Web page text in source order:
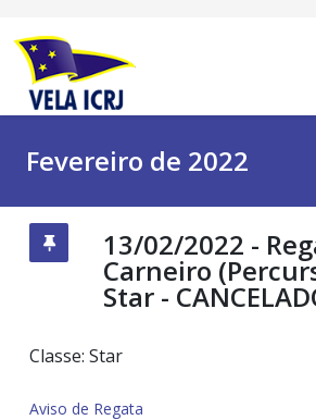
Fevereiro de 2022
13/02/2022 -
Carneiro
Star -
Classe: Star
Aviso de Regata